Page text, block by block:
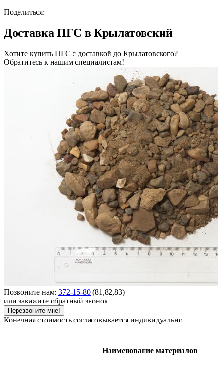
Поделиться:
Доставка ПГС в Крылатовский
Хотите купить ПГС с доставкой до Крылатовского?
Обратитесь к нашим специалистам!
Позвоните нам: 372-15-80 (81,82,83)
или закажите обратный звонок
Перезвоните мне!
Конечная стоимость согласовывается индивидуально
Наименование материалов